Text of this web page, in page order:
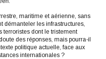
maritime et aérienne, sans
démanteler les infrastructures,
terroristes dont le tristement
des réponses, mais pourra-il
politique actuelle, face aux
internationales ?